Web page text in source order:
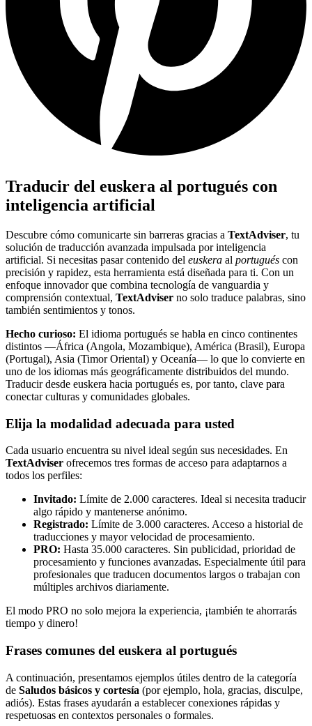
Traducir del euskera al portugués con
inteligencia artificial
Descubre cómo comunicarte sin barreras gracias a TextAdviser, tu
solución de traducción avanzada impulsada por inteligencia
artificial. Si necesitas pasar contenido del euskera al portugués con
precisión y rapidez, esta herramienta está diseñada para ti. Con un
enfoque innovador que combina tecnología de vanguardia y
comprensión contextual, TextAdviser no solo traduce palabras, sino
también sentimientos y tonos.
Hecho curioso: El idioma portugués se habla en cinco continentes
distintos —África (Angola, Mozambique), América (Brasil), Europa
(Portugal), Asia (Timor Oriental) y Oceanía— lo que lo convierte en
uno de los idiomas más geográficamente distribuidos del mundo.
Traducir desde euskera hacia portugués es, por tanto, clave para
conectar culturas y comunidades globales.
Elija la modalidad adecuada para usted
Cada usuario encuentra su nivel ideal según sus necesidades. En
TextAdviser ofrecemos tres formas de acceso para adaptarnos a
todos los perfiles:
Invitado: Límite de 2.000 caracteres. Ideal si necesita traducir
algo rápido y mantenerse anónimo.
Registrado: Límite de 3.000 caracteres. Acceso a historial de
traducciones y mayor velocidad de procesamiento.
PRO: Hasta 35.000 caracteres. Sin publicidad, prioridad de
procesamiento y funciones avanzadas. Especialmente útil para
profesionales que traducen documentos largos o trabajan con
múltiples archivos diariamente.
El modo PRO no solo mejora la experiencia, ¡también te ahorrarás
tiempo y dinero!
Frases comunes del euskera al portugués
A continuación, presentamos ejemplos útiles dentro de la categoría
de Saludos básicos y cortesía (por ejemplo, hola, gracias, disculpe,
adiós). Estas frases ayudarán a establecer conexiones rápidas y
respetuosas en contextos personales o formales.